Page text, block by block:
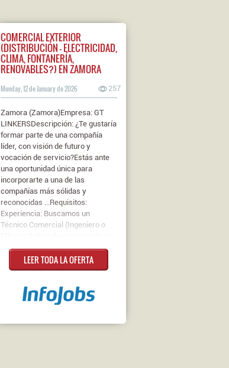
COMERCIAL EXTERIOR
(DISTRIBUCIÓN - ELECTRICIDAD,
CLIMA, FONTANERÍA,
RENOVABLES?) EN ZAMORA
Monday, 12 de January de 2026 257
Zamora (Zamora)Empresa: GT
LINKERSDescripción: ¿Te gustaría
formar parte de una compañía
líder, con visión de futuro y
vocación de servicio?Estás ante
una oportunidad única para
incorporarte a una de las
compañías más sólidas y
reconocidas ...Requisitos:
Experiencia: Buscamos un
Técnico Comercial (Ingeniero o
gestión comercial y desarrollo de
negocio y conocimiento del sector
de distribución de material técnico
materiales eléctricos,
climatización, energías
VDI- para hablar de tú a tú a un
LEER TODA LA OFERTA